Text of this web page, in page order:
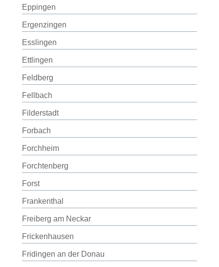
Eppingen
Ergenzingen
Esslingen
Ettlingen
Feldberg
Fellbach
Filderstadt
Forbach
Forchheim
Forchtenberg
Forst
Frankenthal
Freiberg am Neckar
Frickenhausen
Fridingen an der Donau